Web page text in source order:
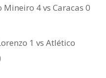
Mineiro 4 vs Caracas 0
1 vs Atlético